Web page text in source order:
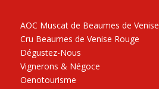
AOC Muscat de Beaumes de Venise
Cru Beaumes de Venise Rouge
Dégustez-Nous
Vignerons & Négoce
Oenotourisme